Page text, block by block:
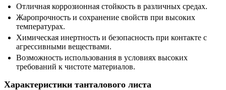
Отличная коррозионная стойкость в различных средах.
Жаропрочность и сохранение свойств при высоких
температурах.
Химическая инертность и безопасность при контакте с
агрессивными веществами.
Возможность использования в условиях высоких
требований к чистоте материалов.
Характеристики танталового листа